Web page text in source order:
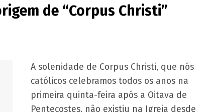
de “Corpus Christi”
A solenidade de Corpus Christi, que nós
católicos celebramos todos os anos na
primeira quinta-feira após a Oitava de
Pentecostes, não existiu na Igreja desde